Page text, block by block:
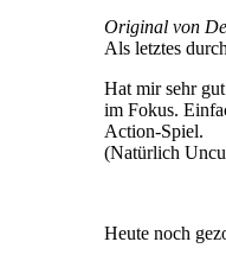
Original von
Als letztes
Hat mir sehr
im Fokus.
Action-Spiel.
(Natürlich
Heute noch